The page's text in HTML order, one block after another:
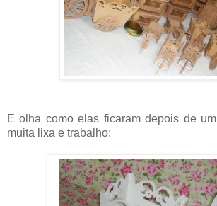
E olha como elas ficaram depois de
muita lixa e trabalho: